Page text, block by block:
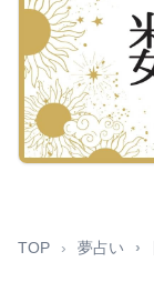
TOP 夢占い